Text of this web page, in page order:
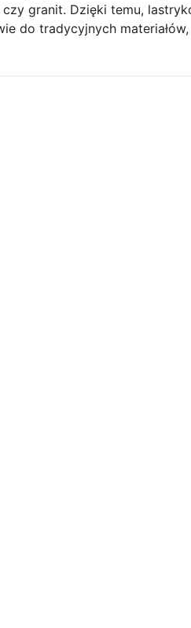
granit. Dzięki temu,
do tradycyjnych